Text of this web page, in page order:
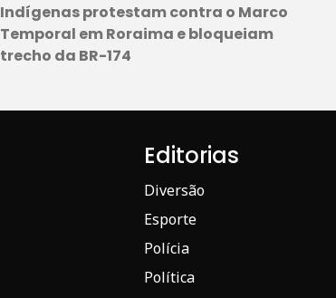
Indígenas protestam contra o Marco
Temporal em Roraima e bloqueiam
trecho da BR-174
Editorias
Diversão
Esporte
Polícia
Política